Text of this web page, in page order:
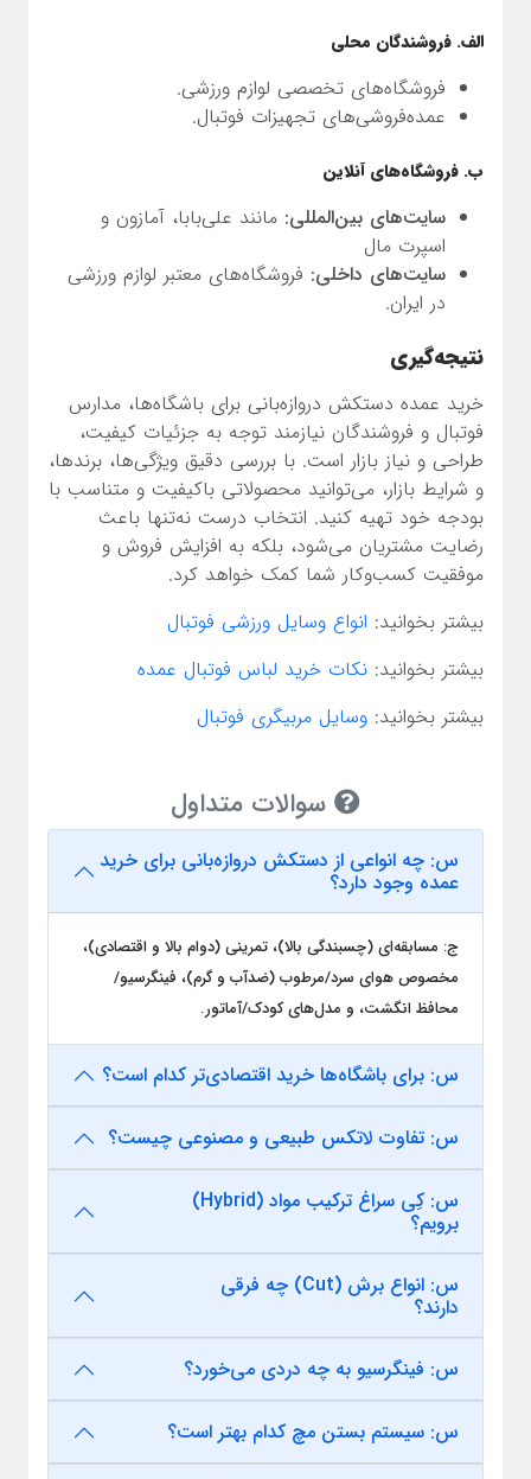
الف. فروشندگان محلی
فروشگاه‌های تخصصی لوازم ورزشی.
عمده‌فروشی‌های تجهیزات فوتبال.
ب. فروشگاه‌های آنلاین
سایت‌های بین‌المللی: مانند علی‌بابا، آمازون و
اسپرت مال
سایت‌های داخلی: فروشگاه‌های معتبر لوازم ورزشی
در ایران.
نتیجه‌گیری
خرید عمده دستکش دروازه‌بانی برای باشگاه‌ها، مدارس
فوتبال و فروشندگان نیازمند توجه به جزئیات کیفیت،
طراحی و نیاز بازار است. با بررسی دقیق ویژگی‌ها، برندها،
و شرایط بازار، می‌توانید محصولاتی باکیفیت و متناسب با
بودجه خود تهیه کنید. انتخاب درست نه‌تنها باعث
رضایت مشتریان می‌شود، بلکه به افزایش فروش و
موفقیت کسب‌وکار شما کمک خواهد کرد.
بیشتر بخوانید: انواع وسایل ورزشی فوتبال
بیشتر بخوانید: نکات خرید لباس فوتبال عمده
بیشتر بخوانید: وسایل مربیگری فوتبال
سوالات متداول
س: چه انواعی از دستکش دروازه‌بانی برای خرید
عمده وجود دارد؟
ج: مسابقه‌ای (چسبندگی بالا)، تمرینی (دوام بالا و اقتصادی)،
مخصوص هوای سرد/مرطوب (ضدآب و گرم)، فینگرسیو/
محافظ انگشت، و مدل‌های کودک/آماتور.
س: برای باشگاه‌ها خرید اقتصادی‌تر کدام است؟
س: تفاوت لاتکس طبیعی و مصنوعی چیست؟
س: کِی سراغ ترکیب مواد (Hybrid)
برویم؟
س: انواع برش (Cut) چه فرقی
دارند؟
س: فینگرسیو به چه دردی می‌خورد؟
س: سیستم بستن مچ کدام بهتر است؟